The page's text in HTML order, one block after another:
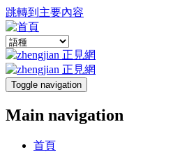
跳轉到主要內容
Toggle navigation
Main navigation
首頁